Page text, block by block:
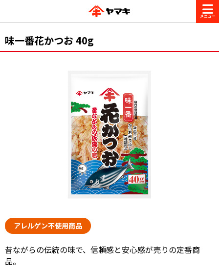
商品情報
ヤマキ『めんつゆ』 ヤマキ 割烹白だし
おいしいレシピを探す
おいしいレシピトップ
汁物レシピ
時短レシピ
かつお節・だしを楽しむ
かつお節・だしを知る
かつお節の削り方
かつお節・だしをもっと知る
ヤマキ かつお節プラス®
CM・キャンペーン
- 百年対話
- ヤマキ かつお節プラス®
ヤマキお客様相談室
オンラインショップ
コミュニティサイト
味一番花かつお 40g
アレルゲン不使用商品
昔ながらの伝統の味で、信頼感と安心感が売りの定番商
品。